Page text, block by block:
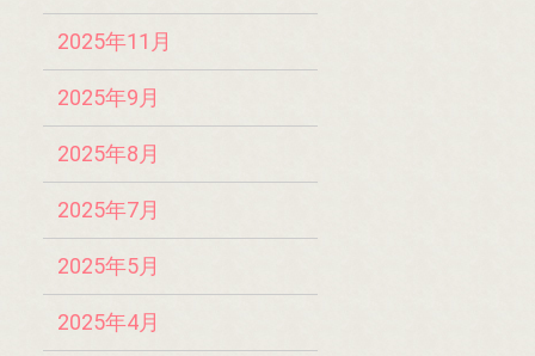
2025年11月
2025年9月
2025年8月
2025年7月
2025年5月
2025年4月